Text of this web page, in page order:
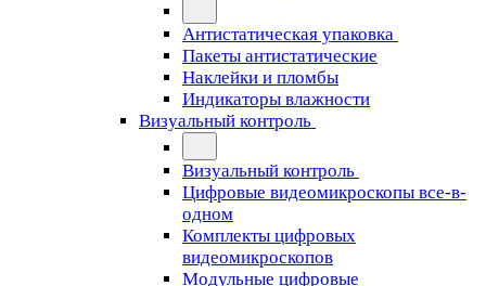
Антистатическая упаковка
Пакеты антистатические
Наклейки и пломбы
Индикаторы влажности
Визуальный контроль
Визуальный контроль
Цифровые видеомикроскопы все-в-
одном
Комплекты цифровых
видеомикроскопов
Модульные цифровые